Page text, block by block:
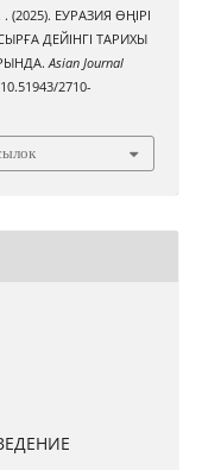
(2025). ЕУРАЗИЯ ӨҢІРІ
ДЕЙІНГІ ТАРИХЫ
Asian Journal
2710-